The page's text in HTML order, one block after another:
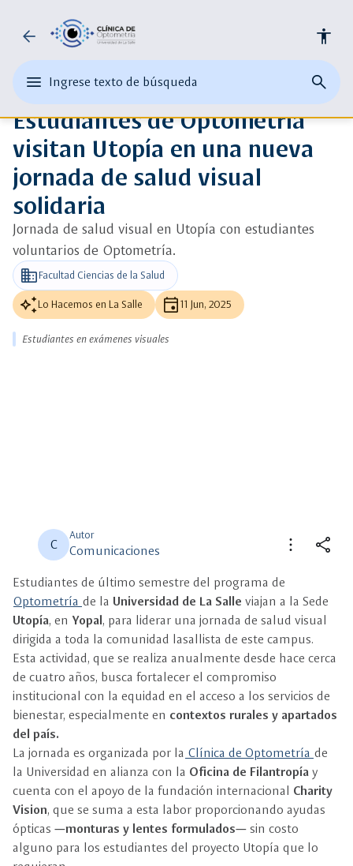
arrow_back
Universidad
la
Salle
menu
el
menu
principal
Ingrese texto de búsqueda search
de
edit
Ingrese
o
una
palabra
clave
close
accessibility
ads_click Ver más detalle
auto_awesome
Estudiantes de Optometría
visitan Utopía en una nueva
jornada de salud visual
solidaria
Jornada de salud visual en Utopía con estudiantes
voluntarios de Optometría.
businessFacultad Ciencias de la Salud
auto_awesomeLo Hacemos en La Salle event 11 Jun, 2025
Estudiantes en exámenes visuales
C
Autor
Comunicaciones more_vert share
Compartir
Seleccione un filtro
descriptionDescripción
view_carouselMultimedia
Estudiantes de último semestre del programa de
Optometría de la Universidad de La Salle viajan a la Sede
Utopía, en Yopal, para liderar una jornada de salud visual
dirigida a toda la comunidad lasallista de este campus.
Esta actividad, que se realiza anualmente desde hace cerca
de cuatro años, busca fortalecer el compromiso
institucional con la equidad en el acceso a los servicios de
bienestar, especialmente en contextos rurales y apartados
del país.
La jornada es organizada por la Clínica de Optometría de
la Universidad en alianza con la Oficina de Filantropía y
cuenta con el apoyo de la fundación internacional Charity
Vision, que se suma a esta labor proporcionando ayudas
ópticas —monturas y lentes formulados— sin costo
alguno para los estudiantes del proyecto Utopía que lo